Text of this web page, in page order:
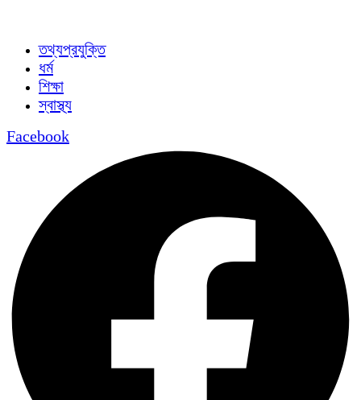
তথ্যপ্রযুক্তি
ধর্ম
শিক্ষা
স্বাস্থ্য
Facebook